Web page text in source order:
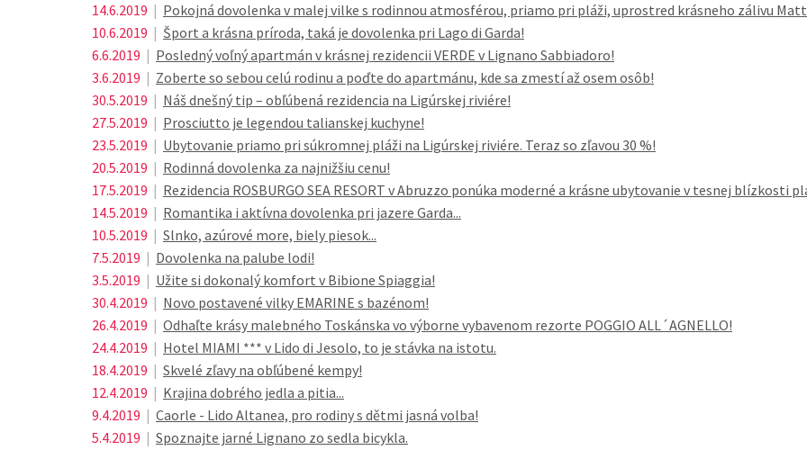
14.6.2019 | Pokojná dovolenka v malej vilke s rodinnou atmosférou, priamo pri pláži, uprostred krásneho zálivu
10.6.2019 | Šport a krásna príroda, taká je dovolenka pri Lago di Garda!
6.6.2019 | Posledný voľný apartmán v krásnej rezidencii VERDE v Lignano Sabbiadoro!
3.6.2019 | Zoberte so sebou celú rodinu a poďte do apartmánu, kde sa zmestí až osem osôb!
30.5.2019 | Náš dnešný tip – obľúbená rezidencia na Ligúrskej riviére!
27.5.2019 | Prosciutto je legendou talianskej kuchyne!
23.5.2019 | Ubytovanie priamo pri súkromnej pláži na Ligúrskej riviére. Teraz so zľavou 30 %!
20.5.2019 | Rodinná dovolenka za najnižšiu cenu!
17.5.2019 | Rezidencia ROSBURGO SEA RESORT v Abruzzo ponúka moderné a krásne ubytovanie v tesnej blízkosti
14.5.2019 | Romantika i aktívna dovolenka pri jazere Garda...
10.5.2019 | Slnko, azúrové more, biely piesok...
7.5.2019 | Dovolenka na palube lodi!
3.5.2019 | Užite si dokonalý komfort v Bibione Spiaggia!
30.4.2019 | Novo postavené vilky EMARINE s bazénom!
26.4.2019 | Odhaľte krásy malebného Toskánska vo výborne vybavenom rezorte POGGIO ALL´AGNELLO!
24.4.2019 | Hotel MIAMI *** v Lido di Jesolo, to je stávka na istotu.
18.4.2019 | Skvelé zľavy na obľúbené kempy!
12.4.2019 | Krajina dobrého jedla a pitia...
9.4.2019 | Caorle - Lido Altanea, pro rodiny s dětmi jasná volba!
5.4.2019 | Spoznajte jarné Lignano zo sedla bicykla.